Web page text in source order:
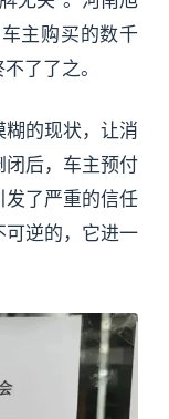
主购买的数千
了了之。
的现状，让消
闭后，车主预付
发了严重的信任
逆的，它进一